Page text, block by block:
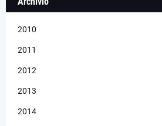
2010
2011
2012
2013
2014